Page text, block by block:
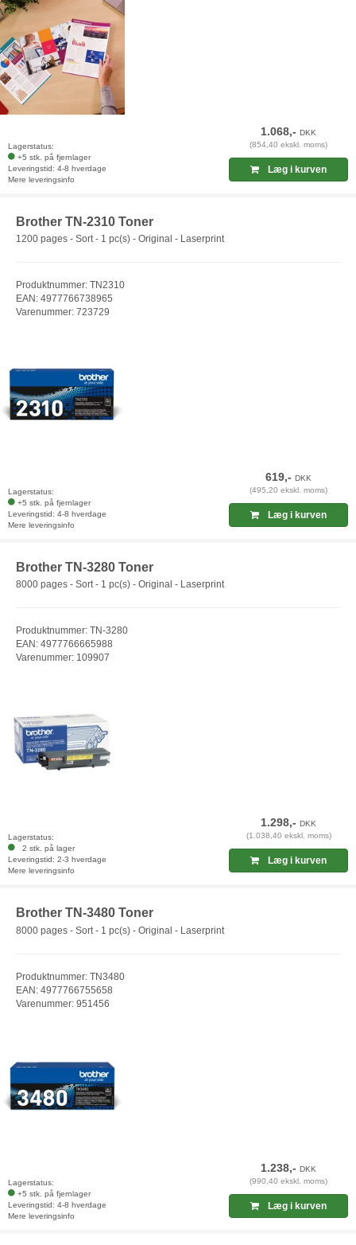
Lagerstatus:
+5 stk. på fjernlager
Leveringstid: 4-8 hverdage
Mere leveringsinfo
1.068,-DKK
(854,40 ekskl. moms)
Læg i kurven
Brother TN-2310 Toner
1200 pages - Sort - 1 pc(s) - Original - Laserprint
Produktnummer: TN2310
EAN: 4977766738965
Varenummer: 723729
Lagerstatus:
+5 stk. på fjernlager
Leveringstid: 4-8 hverdage
Mere leveringsinfo
619,-DKK
(495,20 ekskl. moms)
Læg i kurven
Brother TN-3280 Toner
8000 pages - Sort - 1 pc(s) - Original - Laserprint
Produktnummer: TN-3280
EAN: 4977766665988
Varenummer: 109907
Lagerstatus:
2 stk. på lager
Leveringstid: 2-3 hverdage
Mere leveringsinfo
1.298,-DKK
(1.038,40 ekskl. moms)
Læg i kurven
Brother TN-3480 Toner
8000 pages - Sort - 1 pc(s) - Original - Laserprint
Produktnummer: TN3480
EAN: 4977766755658
Varenummer: 951456
Lagerstatus:
+5 stk. på fjernlager
Leveringstid: 4-8 hverdage
Mere leveringsinfo
1.238,-DKK
(990,40 ekskl. moms)
Læg i kurven